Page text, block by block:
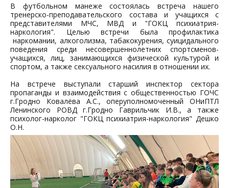
В футбольном манеже состоялась встреча нашего
тренерско-преподавательского состава и учащихся с
представителями МЧС, МВД и "ГОКЦ психиатрия-
наркология". Целью встречи была профилактика
наркомании, алкоголизма, табакокурения, суицидального
поведения среди несовершеннолетних спортсменов-
учащихся, лиц, занимающихся физической культурой и
спортом, а также сексуального насилия в отношении их.
На встрече выступали старший инспектор сектора
пропаганды и взаимодействия с общественностью ГОЧС
г.Гродно Ковалёва А.С., оперуполномоченный ОНиПТЛ
Ленинского РОВД г.Гродно Гаврильчик И.В., а также
психолог-нарколог "ГОКЦ психиатрия-наркология" Дешко
О.Н.